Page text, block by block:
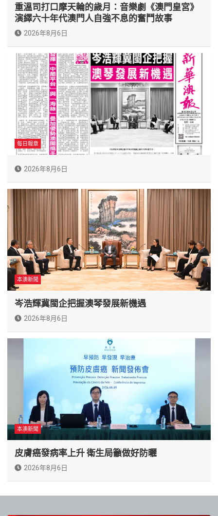
重溫司打口摩天輪的歲月：音樂劇《澳門皇宮》
演繹六十年代澳門人自強不息的奮鬥故事
2026年8月6日
每日報章
2026年8月6日
本澳新聞
岑浩輝冀閩企把握澳琴發展新機遇
2026年8月6日
本澳新聞
皮膚癌發病率上升 衛生局籲做好防曬
2026年8月6日